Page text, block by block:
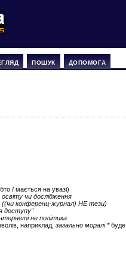
ПОШУК ДОПОМОГА
І мається на увазі)
освіту чи дослідження
((чи конференц-журнал) НЕ тези)
доступу"
не політика
наприклад,загально моралі *буде